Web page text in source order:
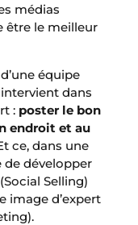
médias
être le meilleur
équipe
dans
: poster le bon
endroit et au
ce, dans une
développer
Selling)
image d’expert